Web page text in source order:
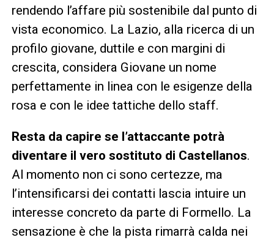
rendendo l’affare più sostenibile dal punto di
vista economico. La Lazio, alla ricerca di un
profilo giovane, duttile e con margini di
crescita, considera Giovane un nome
perfettamente in linea con le esigenze della
rosa e con le idee tattiche dello staff.
Resta da capire se l’attaccante potrà
diventare il vero sostituto di Castellanos.
Al momento non ci sono certezze, ma
l’intensificarsi dei contatti lascia intuire un
interesse concreto da parte di Formello. La
sensazione è che la pista rimarrà calda nei